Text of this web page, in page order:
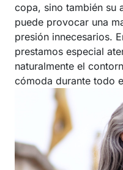
copa, sino también su
puede provocar una
presión innecesarios.
prestamos especial
naturalmente el
cómoda durante todo